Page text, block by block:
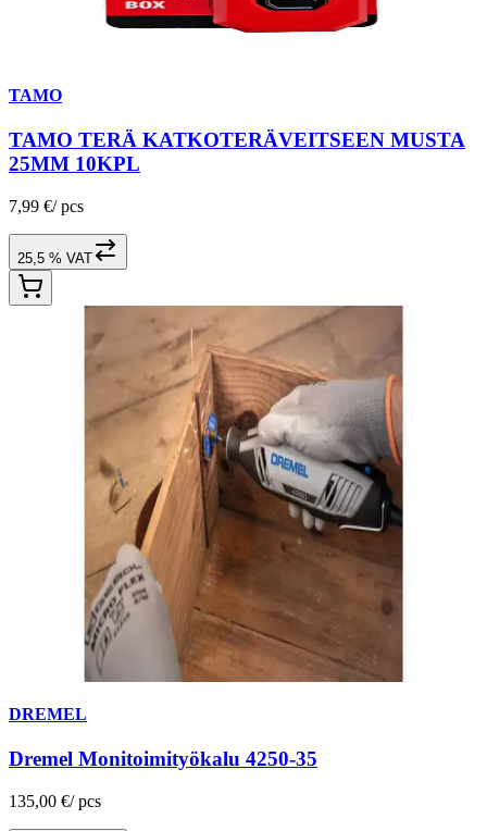
TAMO
TAMO TERÄ KATKOTERÄVEITSEEN MUSTA
25MM 10KPL
7,99 €/ pcs
25,5 % VAT
DREMEL
Dremel Monitoimityökalu 4250-35
135,00 €/ pcs